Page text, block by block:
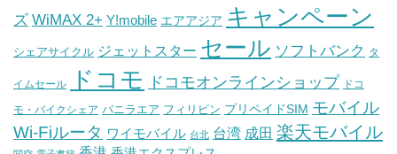
ズ WiMAX 2+ Y!mobile エアアジア キャンペーン
シェアサイクル ジェットスター セール ソフトバンク タ
イムセール ドコモ ドコモオンラインショップ ドコ
モ・バイクシェア バニラエア フィリピン プリペイドSIM モバイル
Wi-Fiルータ ワイモバイル 台北 台湾 成田 楽天モバイル